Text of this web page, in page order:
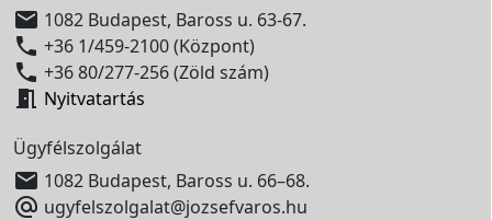
 1082 Budapest, Baross u. 63-67.
 +36 1/459-2100 (Központ)
 +36 80/277-256 (Zöld szám)
 Nyitvatartás
Ügyfélszolgálat
 1082 Budapest, Baross u. 66–68.
 ugyfelszolgalat@jozsefvaros.hu